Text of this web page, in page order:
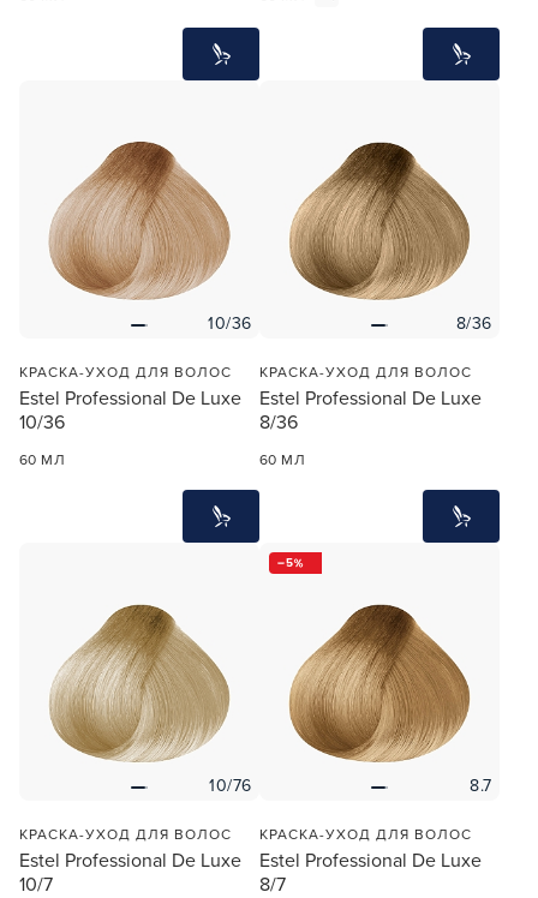
10/36
КРАСКА-УХОД ДЛЯ ВОЛОС
Estel Professional De Luxe
10/36
60 МЛ
8/36
КРАСКА-УХОД ДЛЯ ВОЛОС
Estel Professional De Luxe
8/36
60 МЛ
10/76
КРАСКА-УХОД ДЛЯ ВОЛОС
Estel Professional De Luxe
10/7
5
8.7
КРАСКА-УХОД ДЛЯ ВОЛОС
Estel Professional De Luxe
8/7